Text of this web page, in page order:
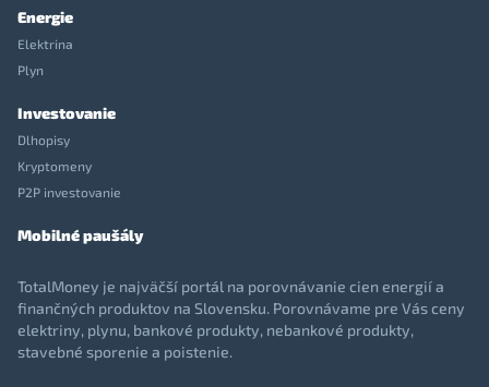
Energie
Elektrina
Plyn
Investovanie
Dlhopisy
Kryptomeny
P2P investovanie
Mobilné paušály
TotalMoney je najväčší portál na porovnávanie cien energií a
finančných produktov na Slovensku. Porovnávame pre Vás ceny
elektriny, plynu, bankové produkty, nebankové produkty,
stavebné sporenie a poistenie.